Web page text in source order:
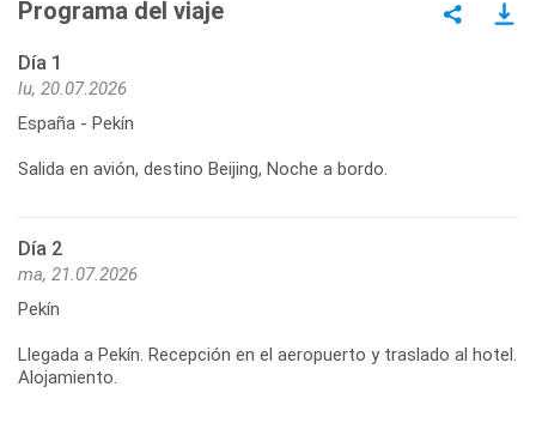
Programa del viaje
Día 1
lu, 20.07.2026
España - Pekín
Salida en avión, destino Beijing, Noche a bordo.
Día 2
ma, 21.07.2026
Pekín
Llegada a Pekín. Recepción en el aeropuerto y traslado al hotel.